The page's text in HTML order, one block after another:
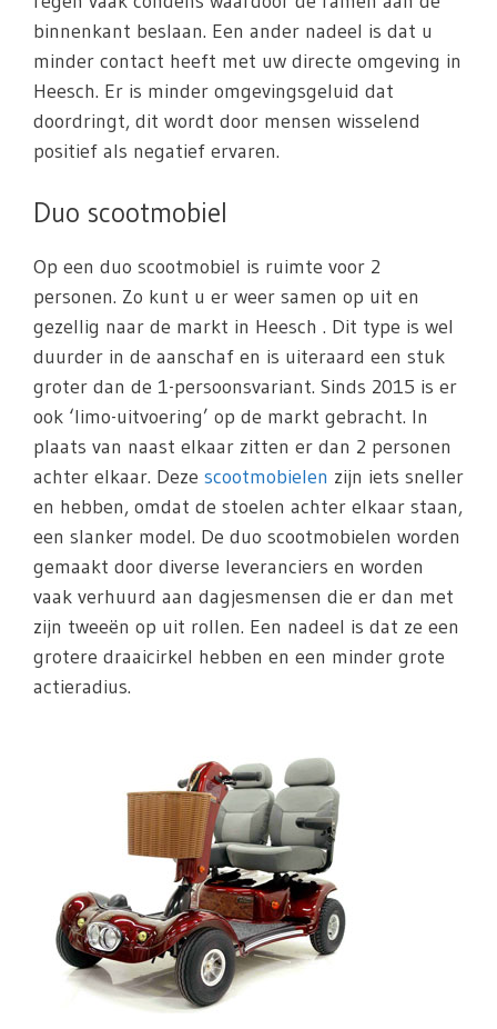
binnenkant beslaan. Een ander nadeel is dat u
minder contact heeft met uw directe omgeving in
Heesch. Er is minder omgevingsgeluid dat
doordringt, dit wordt door mensen wisselend
positief als negatief ervaren.
Duo scootmobiel
Op een duo scootmobiel is ruimte voor 2
personen. Zo kunt u er weer samen op uit en
gezellig naar de markt in Heesch . Dit type is wel
duurder in de aanschaf en is uiteraard een stuk
groter dan de 1-persoonsvariant. Sinds 2015 is er
ook ‘limo-uitvoering’ op de markt gebracht. In
plaats van naast elkaar zitten er dan 2 personen
achter elkaar. Deze scootmobielen zijn iets sneller
en hebben, omdat de stoelen achter elkaar staan,
een slanker model. De duo scootmobielen worden
gemaakt door diverse leveranciers en worden
vaak verhuurd aan dagjesmensen die er dan met
zijn tweeën op uit rollen. Een nadeel is dat ze een
grotere draaicirkel hebben en een minder grote
actieradius.